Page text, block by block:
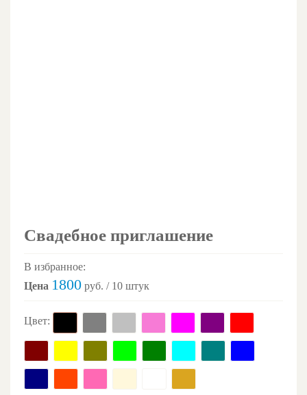
Свадебное приглашение
В избранное:
Цена 1800 руб. / 10 штук
Цвет: